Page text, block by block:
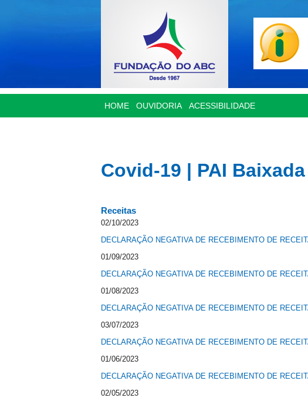
HOME OUVIDORIA ACESSIBILIDADE
Covid-19 | PAI
Receitas
02/10/2023
DECLARAÇÃO NEGATIVA DE RECEBIMENTO DE
01/09/2023
DECLARAÇÃO NEGATIVA DE RECEBIMENTO DE
01/08/2023
DECLARAÇÃO NEGATIVA DE RECEBIMENTO DE
03/07/2023
DECLARAÇÃO NEGATIVA DE RECEBIMENTO DE
01/06/2023
DECLARAÇÃO NEGATIVA DE RECEBIMENTO DE
02/05/2023